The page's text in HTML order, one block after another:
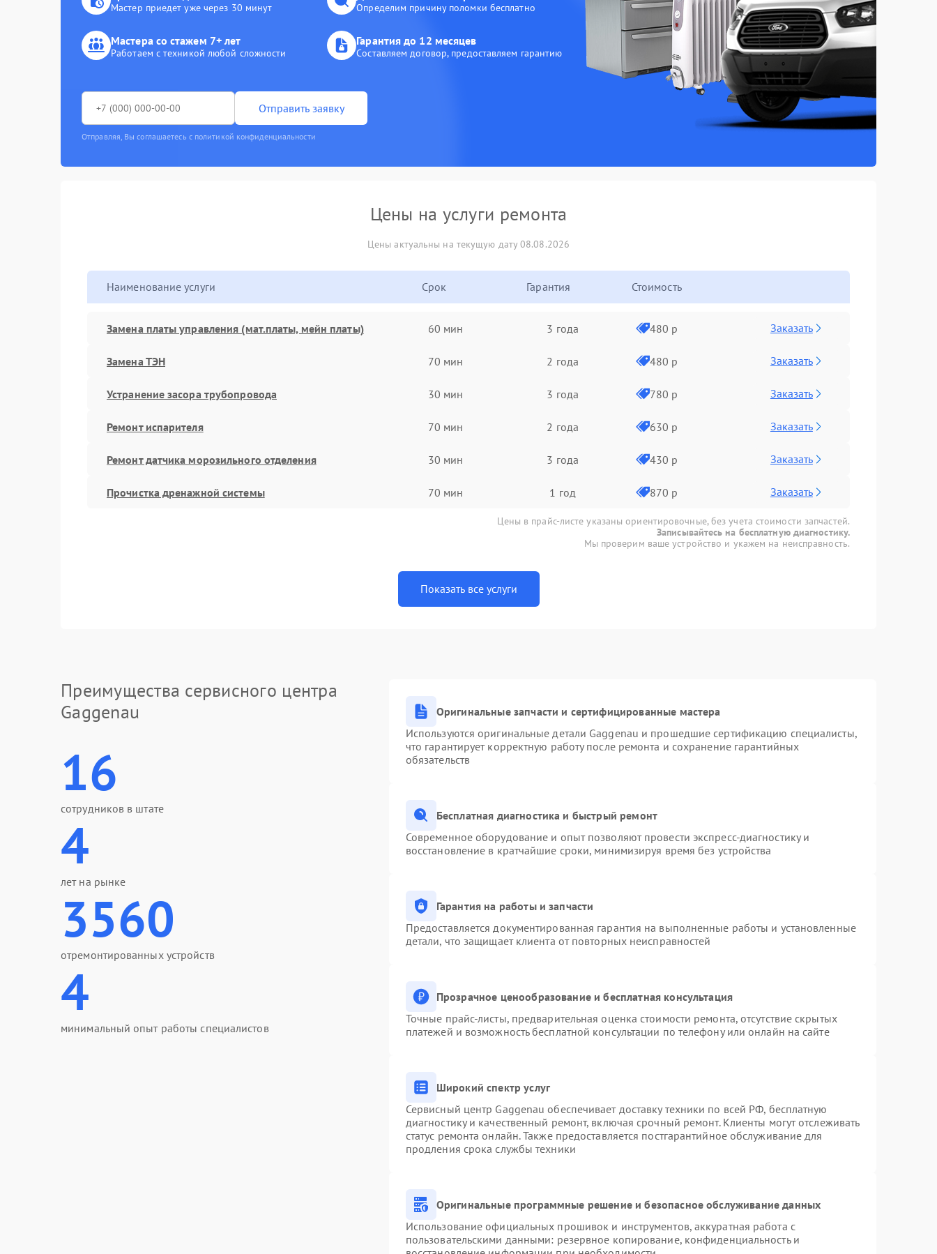
Мастер приедет уже через 30 минут Определим причину поломки бесплатно
Мастера со стажем 7+ лет
Работаем с техникой любой сложности
Гарантия до 12 месяцев
Составляем договор, предоставляем гарантию
Отправить заявку
Отправляя, Вы соглашаетесь с политикой конфиденциальности
Цены на услуги ремонта
Цены актуальны на текущую дату 08.08.2026
Наименование услуги Срок Гарантия Стоимость
Замена платы управления (мат.платы, мейн платы) 60 мин 3 года 480 р Заказать
Замена ТЭН 70 мин 2 года 480 р Заказать
Устранение засора трубопровода 30 мин 3 года 780 р Заказать
Ремонт испарителя 70 мин 2 года 630 р Заказать
Ремонт датчика морозильного отделения 30 мин 3 года 430 р Заказать
Прочистка дренажной системы 70 мин 1 год 870 р Заказать
Цены в прайс-листе указаны ориентировочные, без учета стоимости запчастей.
Записывайтесь на бесплатную диагностику.
Мы проверим ваше устройство и укажем на неисправность.
Показать все услуги
Преимущества сервисного центра
Gaggenau
16
сотрудников в штате
4
лет на рынке
3560
отремонтированных устройств
4
минимальный опыт работы специалистов
Оригинальные запчасти и сертифицированные мастера
Используются оригинальные детали Gaggenau и прошедшие сертификацию специалисты,
что гарантирует корректную работу после ремонта и сохранение гарантийных
обязательств
Бесплатная диагностика и быстрый ремонт
Современное оборудование и опыт позволяют провести экспресс-диагностику и
восстановление в кратчайшие сроки, минимизируя время без устройства
Гарантия на работы и запчасти
Предоставляется документированная гарантия на выполненные работы и установленные
детали, что защищает клиента от повторных неисправностей
Прозрачное ценообразование и бесплатная консультация
Точные прайс-листы, предварительная оценка стоимости ремонта, отсутствие скрытых
платежей и возможность бесплатной консультации по телефону или онлайн на сайте
Широкий спектр услуг
Сервисный центр Gaggenau обеспечивает доставку техники по всей РФ, бесплатную
диагностику и качественный ремонт, включая срочный ремонт. Клиенты могут отслеживать
статус ремонта онлайн. Также предоставляется постгарантийное обслуживание для
продления срока службы техники
Оригинальные программные решение и безопасное обслуживание данных
Использование официальных прошивок и инструментов, аккуратная работа с
пользовательскими данными: резервное копирование, конфиденциальность и